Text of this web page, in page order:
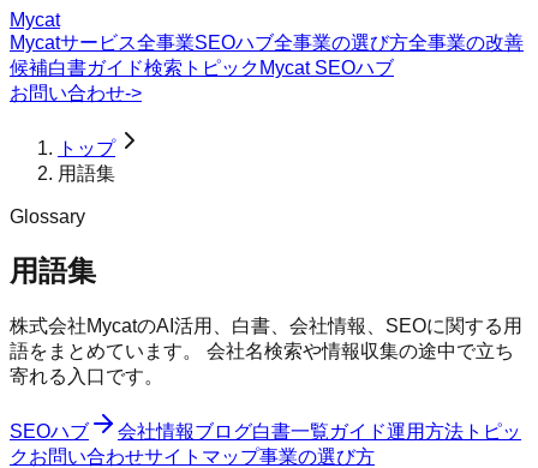
Mycat
Mycatサービス全事業SEOハブ全事業の選び方全事業の改善
候補白書ガイド検索トピック Mycat SEOハブ
お問い合わせ->
トップ
用語集
Glossary
用語集
株式会社MycatのAI活用、白書、会社情報、SEOに関する用
語をまとめています。 会社名検索や情報収集の途中で立ち
寄れる入口です。
SEOハブ 会社情報ブログ白書一覧ガイド運用方法 トピッ
クお問い合わせサイトマップ事業の選び方